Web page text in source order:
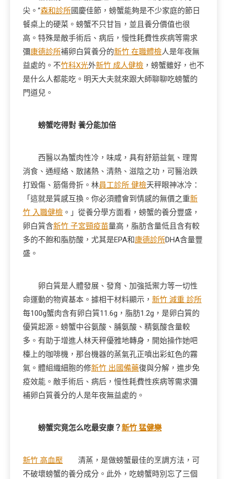
尖。”森和診所國慶佳節，螃蟹能夠是不少家庭的節日
餐桌上的硬菜。螃蟹不只甘旨，並且養分價值也很
高。特殊是敵手術后、病后，慢性耗費性疾病等需求
彌康德診所補卵白質養分的新竹 在職體檢人是年夜無
益處的。不竹科X光外新竹 成人健檢 ，螃蟹雖好，也不
是什么人都能吃。明天大夫就來跟大師聊聊吃螃蟹的
門道兒。
螃蟹吃得對 養分能加倍
西醫以為蟹肉性冷，味咸，具有舒筋益氣、理胃
消食、通經絡、散諸熱、清熱、滋陰之功，可醫治跌
打毀傷、筋傷骨折。林員工診所 健檢天秤眼神冰冷：
「這就是質感互換。你必須體會到情感的無價之重新
竹 入職健檢 。」從養分學方面看，螃蟹的養分豐盛，
卵白質含新竹 子宮頸疫苗量高，脂肪含量低且含有較
多的不飽和脂肪酸，尤其是EPA和康德診所DHA含量豐
盛。
卵白質是人體發展、發育、加強抵禦力等一切性
命運動的物資基本。據相干材料顯示， 新竹 減重 診所
每100g蟹肉含有卵白質11.6g，脂肪1.2g，是卵白質的
優質起源。螃蟹中谷氨酸、脯氨酸、精氨酸含量較
多。有助于增進人林天秤優雅地轉身，開始操作她吧
檯上的咖啡機，那台機器的蒸氣孔正噴出彩虹色的霧
氣。體組織細胞的修新竹 出國備藥復與分解，進步免
疫效能。敵手術后、病后，慢性耗費性疾病等需求彌
補卵白質養分的人是年夜無益處的。
螃蟹究竟怎么吃最安康？新竹 猛健樂
新竹 高血壓 清蒸，是做螃蟹最佳的烹調方法，可
不破壞螃蟹的養分成分。此外，吃螃蟹時別忘了三個